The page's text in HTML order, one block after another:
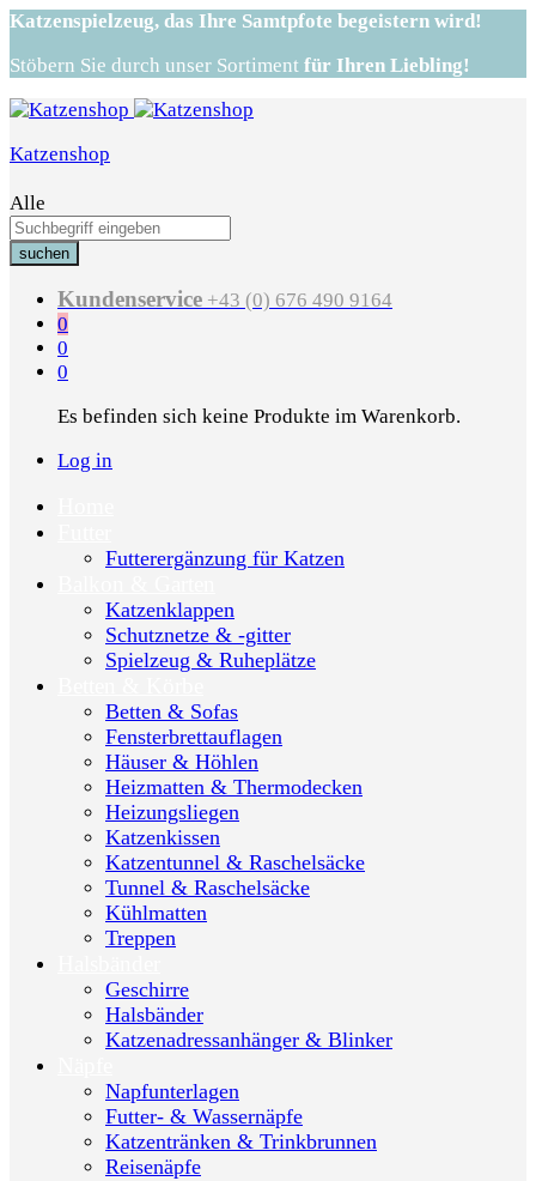
Katzenspielzeug, das Ihre Samtpfote begeistern wird!
Stöbern Sie durch unser Sortiment für Ihren Liebling!
Katzenshop
Alle
suchen
Kundenservice +43 (0) 676 490 9164
0
0
0
Es befinden sich keine Produkte im Warenkorb.
Log in
Futterergänzung für Katzen
Katzenklappen
Schutznetze & -gitter
Spielzeug & Ruheplätze
Betten & Sofas
Fensterbrettauflagen
Häuser & Höhlen
Heizmatten & Thermodecken
Heizungsliegen
Katzenkissen
Katzentunnel & Raschelsäcke
Tunnel & Raschelsäcke
Kühlmatten
Treppen
Geschirre
Halsbänder
Katzenadressanhänger & Blinker
Napfunterlagen
Futter- & Wassernäpfe
Katzentränken & Trinkbrunnen
Reisenäpfe